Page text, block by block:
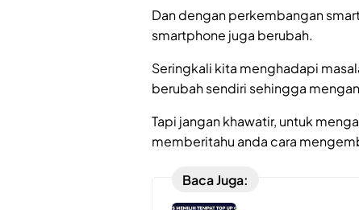
Dan dengan perkembangan
smartphone juga berubah.
Seringkali kita menghadapi
berubah sendiri sehingga
Tapi jangan khawatir, untuk
memberitahu anda cara
Baca Juga: